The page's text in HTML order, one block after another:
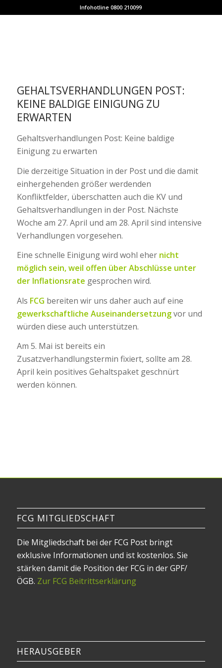
Infohotline 0800 210099
GEHALTSVERHANDLUNGEN POST:
KEINE BALDIGE EINIGUNG ZU
ERWARTEN
Gehaltsverhandlungen Post: Keine baldige
Einigung zu erwarten
Die derzeitige Situation in der Post und die damit
einhergehenden größer werdenden
Konfliktfelder, überschatten auch die KV und
Gehaltsverhandlungen in der Post. Nächste
Woche am 27. April und am 28. April sind intensive
Verhandlungen vorgesehen.
Eine schnelle Einigung wird wohl eher nicht
möglich sein, weil offen über Abschlüsse unter
der Inflationsrate gesprochen wird.
Als FCG bereiten wir uns daher auch auf eine
gewerkschaftliche Auseinandersetzungvor und
würden diese auch unterstützen.
Am 5. Mai ist bereits ein
Zusatzverhandlungstermin fixiert, sollte am 28.
April kein positives Gehaltspaket geschnürt
werden können.
FCG MITGLIEDSCHAFT
Die Mitgliedschaft bei der FCG Post bringt
exklusive Informationen und ist kostenlos. Sie
stärken damit die Position der FCG in der GPF/
ÖGB. Zur FCG Beitrittserklärung
HERAUSGEBER